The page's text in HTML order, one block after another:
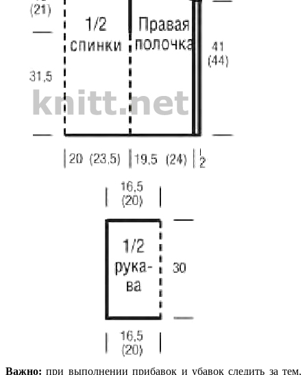
Важно: при выполнении прибавок и убавок следить за тем,